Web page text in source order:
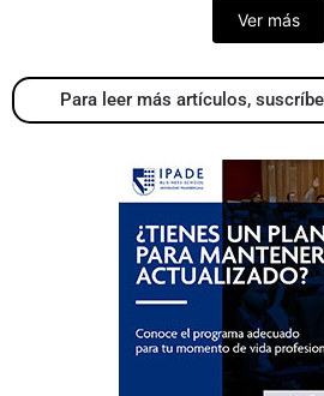
Ver más
Para leer más artículos,